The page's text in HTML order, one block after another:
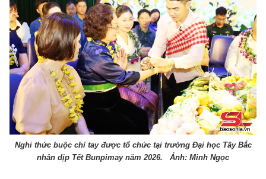
Nghi thức buộc chỉ tay được tổ chức tại trường Đại học Tây Bắc
nhân dịp Tết Bunpimay năm 2026. Ảnh: Minh Ngọc